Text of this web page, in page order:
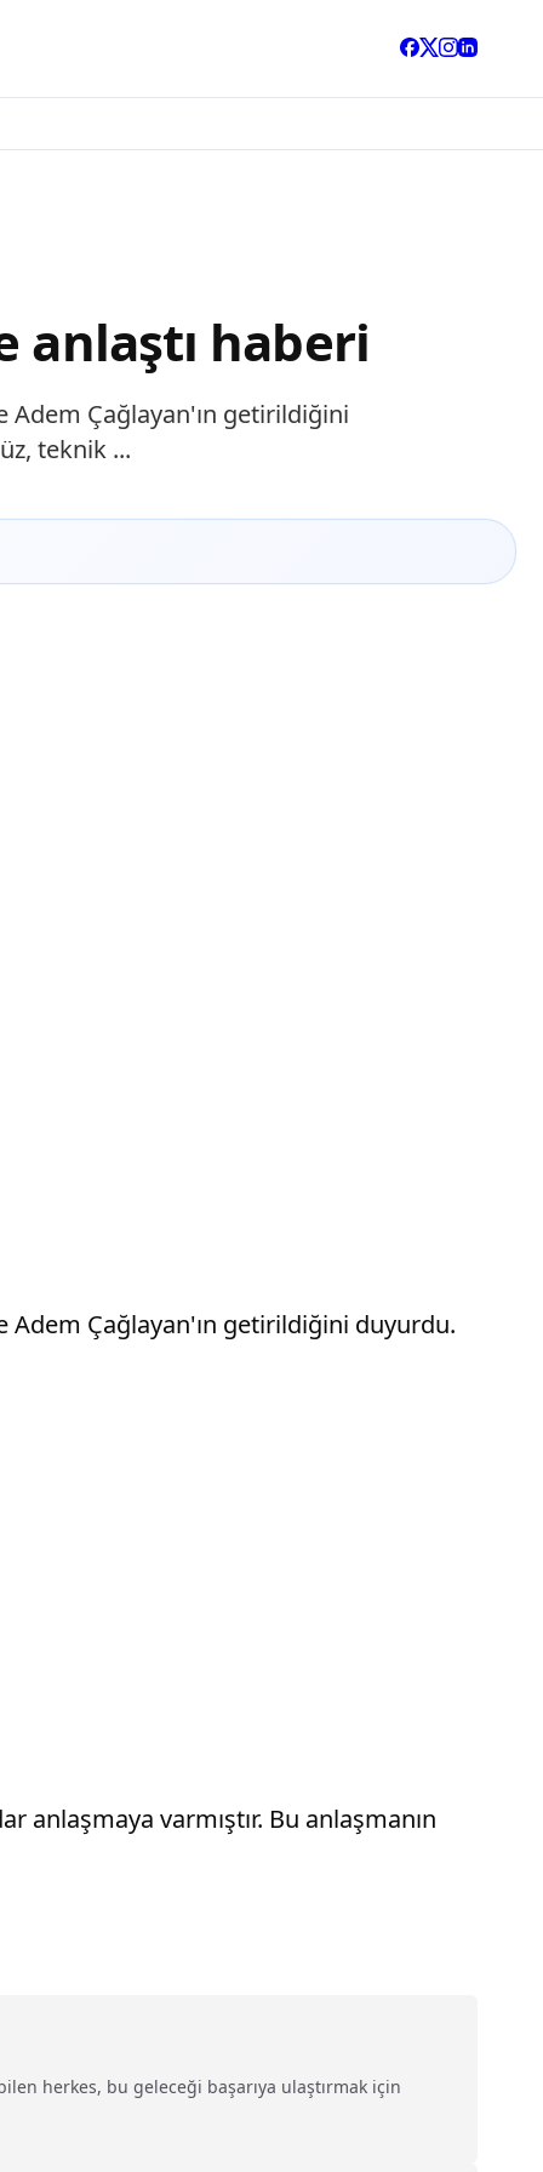
anlaştı haberi
Çağlayan'ın getirildiğini
teknik ...
Çağlayan'ın getirildiğini duyurdu.
anlaşmaya varmıştır. Bu anlaşmanın
herkes, bu geleceği başarıya ulaştırmak için